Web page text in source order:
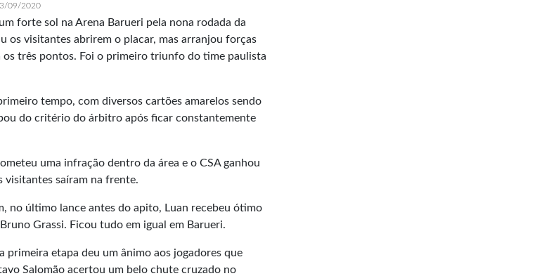
09/2020
forte sol na Arena Barueri pela nona rodada da
os visitantes abrirem o placar, mas arranjou forças
três pontos. Foi o primeiro triunfo do time paulista
tempo, com diversos cartões amarelos sendo
do critério do árbitro após ficar constantemente
uma infração dentro da área e o CSA ganhou
visitantes saíram na frente.
no último lance antes do apito, Luan recebeu ótimo
Grassi. Ficou tudo em igual em Barueri.
primeira etapa deu um ânimo aos jogadores que
Salomão acertou um belo chute cruzado no